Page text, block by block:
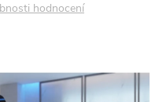
hodnocení